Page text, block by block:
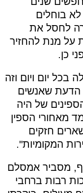
בוחלים
לחסל את
על מנת להחזיר
כן.
יום ויום וזה
שאנשים
של היה
מאחורי הספין
חזקים
מסביר אמסלם
רבות ברחבי